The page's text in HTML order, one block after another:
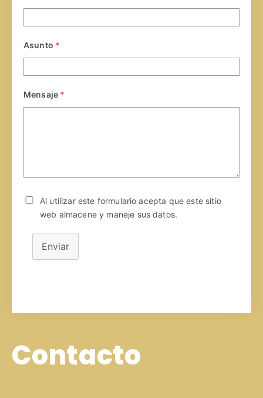
Asunto *
Mensaje *
Al utilizar este formulario acepta que este sitio
web almacene y maneje sus datos.
Enviar
Contacto